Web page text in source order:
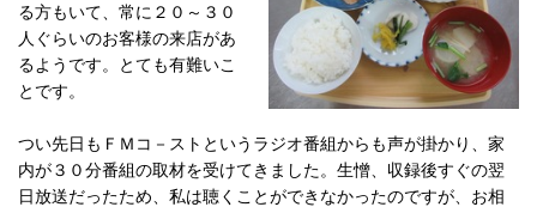
る方もいて、常に２０～３０
人ぐらいのお客様の来店があ
るようです。とても有難いこ
とです。
つい先日もＦＭコ－ストというラジオ番組からも声が掛かり、家
内が３０分番組の取材を受けてきました。生憎、収録後すぐの翌
日放送だったため、私は聴くことができなかったのですが、お相